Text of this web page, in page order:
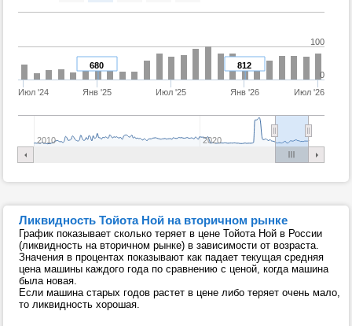
812
680
Июл '24 Янв '25 Июл '25 Янв '26 Июл '26
2010 2020
0
100
Ликвидность Тойота Ной на вторичном рынке
График показывает сколько теряет в цене Тойота Ной в России
(ликвидность на вторичном рынке) в зависимости от возраста.
Значения в процентах показывают как падает текущая средняя
цена машины каждого года по сравнению с ценой, когда машина
была новая.
Если машина старых годов растет в цене либо теряет очень мало,
то ликвидность хорошая.